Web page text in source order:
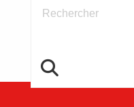
Rechercher